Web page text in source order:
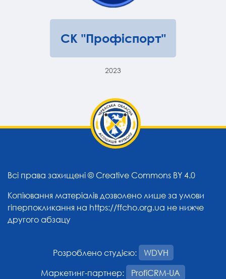
СК "Профіспорт"
2023
Всі права захищені © Creative Commons BY 4.0
Копіювання матеріалів дозволено лише за умови
гіперпокликання на https://ffcho.org.ua не нижче
другого абзацу
Розроблено студією:
WDVH
Маркетинг-партнер:
ProfiCRM-UA